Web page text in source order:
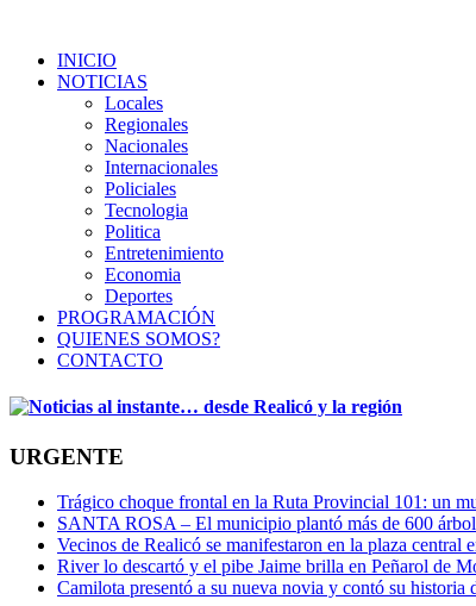
INICIO
NOTICIAS
Locales
Regionales
Nacionales
Internacionales
Policiales
Tecnologia
Politica
Entretenimiento
Economia
Deportes
PROGRAMACIÓN
QUIENES SOMOS?
CONTACTO
URGENTE
Trágico choque frontal en la Ruta Provincial 101: un
SANTA ROSA – El municipio plantó más de 600
Vecinos de Realicó se manifestaron en la plaza central
River lo descartó y el pibe Jaime brilla en Peñarol de
Camilota presentó a su nueva novia y contó su